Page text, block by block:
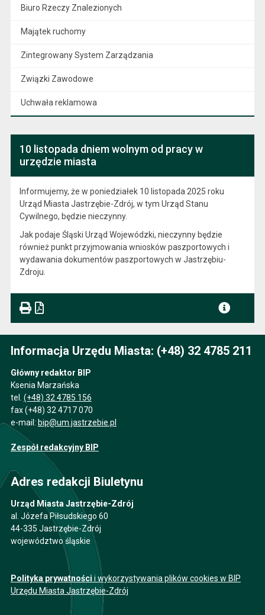
Biuro Rzeczy Znalezionych
Majątek ruchomy
Zintegrowany System Zarządzania
Związki Zawodowe
Uchwała reklamowa
10 listopada dniem wolnym od pracy w
urzędzie miasta
Informujemy, że w poniedziałek 10 listopada 2025 roku
Urząd Miasta Jastrzębie-Zdrój, w tym Urząd Stanu
Cywilnego, będzie nieczynny.
Jak podaje Śląski Urząd Wojewódzki, nieczynny będzie
również punkt przyjmowania wniosków paszportowych i
wydawania dokumentów paszportowych w Jastrzębiu-
Zdroju.
Informacja Urzędu Miasta: (+48) 32 4785 211
Główny redaktor BIP
Ksenia Marzańska
tel. (+48) 32 4785 156
fax (+48) 32 4717 070
e-mail: bip@um.jastrzebie.pl
Zespół redakcyjny BIP
Adres redakcji Biuletynu
Urząd Miasta Jastrzębie-Zdrój
al. Józefa Piłsudskiego 60
44-335 Jastrzębie-Zdrój
województwo śląskie
Polityka prywatności i wykorzystywania plików cookies w BIP
Urzędu Miasta Jastrzębie-Zdrój